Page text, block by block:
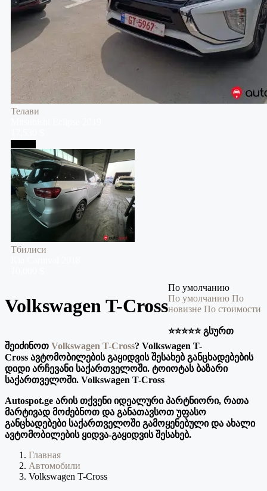
Телави
Тбилиси
Volkswagen T-Cross
По умолчанию
По умолчанию По
новизне По стоимости
⭐️⭐️⭐️⭐️⭐️ გსურთ
შეიძინოთ Volkswagen T-Cross? Volkswagen T-
Cross ავტომობილების გაყიდვის შესახებ განცხადებების
დიდი არჩევანი საქართველოში. ტოიოტას ბაზარი
საქართველოში. Volkswagen T-Cross
Autospot.ge არის თქვენი იდეალური პარტნიორი, რათა
მარტივად მოძებნოთ და განათავსოთ უფასო
განცხადებები საქართველოში გამოყენებული და ახალი
ავტომობილების ყიდვა-გაყიდვის შესახებ.
Главная
Автомобили
Volkswagen T-Cross